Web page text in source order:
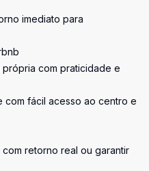
imediato para
com praticidade e
com fácil acesso ao centro e
retorno real ou garantir